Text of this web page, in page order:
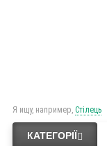
Я ищу, например, Стілець
КАТЕГОРІЇ